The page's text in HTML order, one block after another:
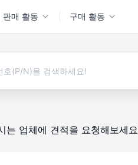
판매 활동 구매 활동
는 업체에 견적을 요청해보세요